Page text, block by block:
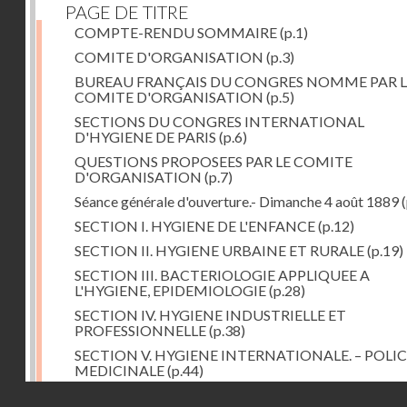
PAGE DE TITRE
COMPTE-RENDU SOMMAIRE(p.1)
COMITE D'ORGANISATION (p.3)
BUREAU FRANÇAIS DU CONGRES NOMME PAR
COMITE D'ORGANISATION (p.5)
SECTIONS DU CONGRES INTERNATIONAL
D'HYGIENE DE PARIS (p.6)
QUESTIONS PROPOSEES PAR LE COMITE
D'ORGANISATION (p.7)
Séance générale d'ouverture.- Dimanche 4 août 1889
SECTION I. HYGIENE DE L'ENFANCE(p.12)
SECTION II. HYGIENE URBAINE ET RURALE(p.19)
SECTION III. BACTERIOLOGIE APPLIQUEE A
L'HYGIENE, EPIDEMIOLOGIE(p.28)
SECTION IV. HYGIENE INDUSTRIELLE ET
PROFESSIONNELLE(p.38)
SECTION V. HYGIENE INTERNATIONALE. –
MEDICINALE(p.44)